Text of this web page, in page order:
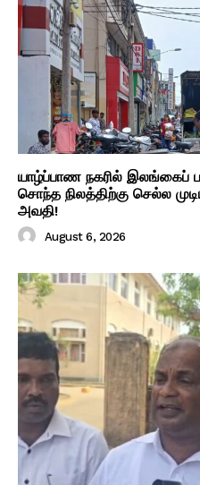
யாழ்ப்பாண நகரில் இலங்கைப்
சொந்த நிலத்திற்கு செல்ல
அவதி!
August 6, 2026